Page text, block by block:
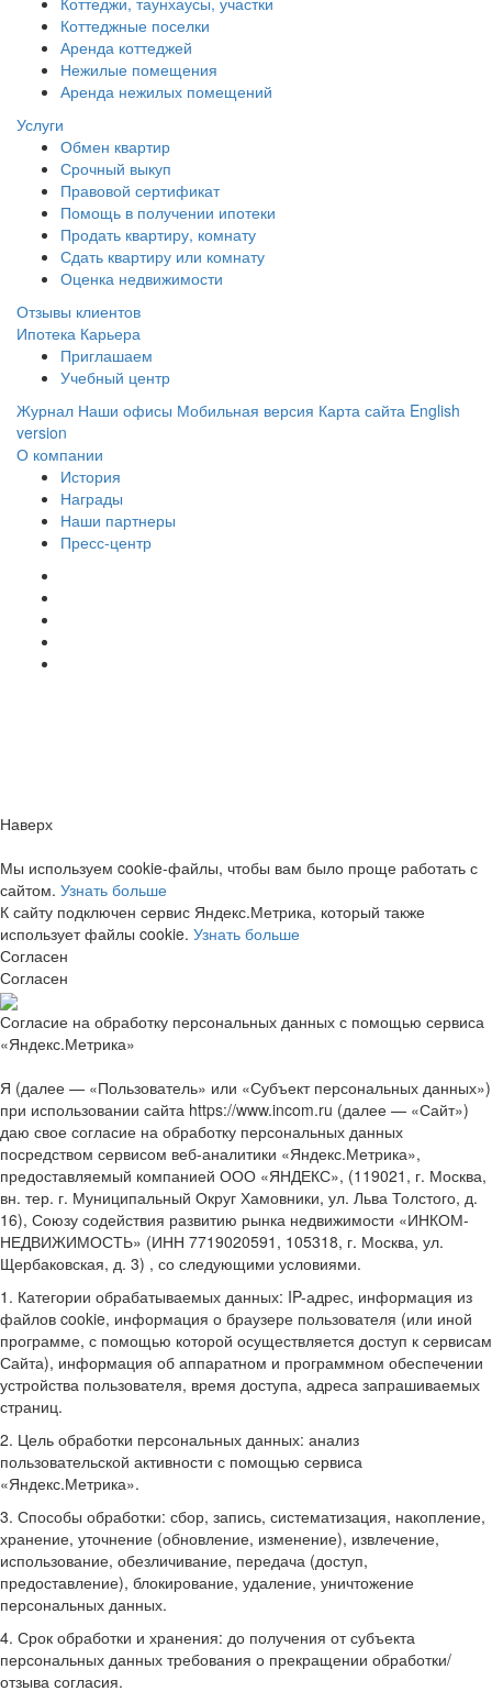
Коттеджные поселки
Аренда коттеджей
Нежилые помещения
Аренда нежилых помещений
Услуги
Обмен квартир
Срочный выкуп
Правовой сертификат
Помощь в получении ипотеки
Продать квартиру, комнату
Сдать квартиру или комнату
Оценка недвижимости
Отзывы клиентов
Ипотека Карьера
Приглашаем
Учебный центр
Журнал Наши офисы Мобильная версия Карта сайта English
version
О компании
История
Награды
Наши партнеры
Пресс-центр
Наверх
Мы используем cookie-файлы, чтобы вам было проще работать с
сайтом. Узнать больше
К сайту подключен сервис Яндекс.Метрика, который также
использует файлы cookie. Узнать больше
Согласен
Согласен
Согласие на обработку персональных данных с помощью сервиса
«Яндекс.Метрика»
Я (далее — «Пользователь» или «Субъект персональных данных»)
при использовании сайта https://www.incom.ru (далее — «Сайт»)
даю свое согласие на обработку персональных данных
посредством сервисом веб-аналитики «Яндекс.Метрика»,
предоставляемый компанией ООО «ЯНДЕКС», (119021, г. Москва,
вн. тер. г. Муниципальный Округ Хамовники, ул. Льва Толстого, д.
16), Союзу содействия развитию рынка недвижимости «ИНКОМ-
НЕДВИЖИМОСТЬ» (ИНН 7719020591, 105318, г. Москва, ул.
Щербаковская, д. 3) , со следующими условиями.
1. Категории обрабатываемых данных: IP-адрес, информация из
файлов cookie, информация о браузере пользователя (или иной
программе, с помощью которой осуществляется доступ к сервисам
Сайта), информация об аппаратном и программном обеспечении
устройства пользователя, время доступа, адреса запрашиваемых
страниц.
2. Цель обработки персональных данных: анализ
пользовательской активности с помощью сервиса
«Яндекс.Метрика».
3. Способы обработки: сбор, запись, систематизация, накопление,
хранение, уточнение (обновление, изменение), извлечение,
использование, обезличивание, передача (доступ,
предоставление), блокирование, удаление, уничтожение
персональных данных.
4. Срок обработки и хранения: до получения от субъекта
персональных данных требования о прекращении обработки/
отзыва согласия.